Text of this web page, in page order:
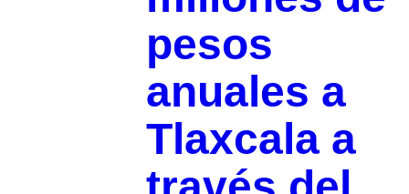
pesos
anuales a
Tlaxcala a